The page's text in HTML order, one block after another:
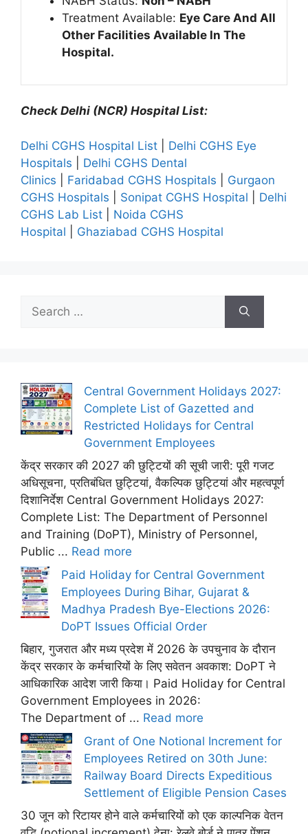
Treatment Available: Eye Care And All
Other Facilities Available In The
Hospital.
Check Delhi (NCR) Hospital List:
Delhi CGHS Hospital List
Delhi CGHS Eye
Hospitals
Delhi CGHS Dental
Clinics
Faridabad CGHS Hospitals
Gurgaon
CGHS Hospitals
Sonipat CGHS Hospital
Delhi
CGHS Lab List
Noida CGHS
Hospital
Ghaziabad CGHS Hospital
for:
Central Government Holidays 2027:
Complete List of Gazetted and
Restricted Holidays for Central
Government Employees
केंद्र सरकार की 2027 की छुट्टियों की सूची जारी: पूरी गजट
अधिसूचना, प्रतिबंधित छुट्टियां, वैकल्पिक छुट्टियां और महत्वपूर्ण
दिशानिर्देश Central Government Holidays 2027:
Complete List: The Department of Personnel
and Training (DoPT), Ministry of Personnel,
Public ... Read more
Paid Holiday for Central Government
Employees During Bihar, Gujarat &
Madhya Pradesh Bye-Elections 2026:
DoPT Issues Official Order
बिहार, गुजरात और मध्य प्रदेश में 2026 के उपचुनाव के दौरान
केंद्र सरकार के कर्मचारियों के लिए सवेतन अवकाश: DoPT ने
आधिकारिक आदेश जारी किया। Paid Holiday for Central
Government Employees in 2026:
The Department of ... Read more
Grant of One Notional Increment for
Employees Retired on 30th June:
Railway Board Directs Expeditious
Settlement of Eligible Pension Cases
30 जून को रिटायर होने वाले कर्मचारियों को एक काल्पनिक वेतन